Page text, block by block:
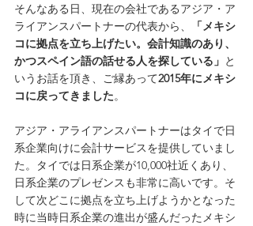
そんなある日、現在の会社であるアジア・ア
ライアンスパートナーの代表から、
「メキシ
コに拠点を立ち上げたい。会計知識のあり、
かつスペイン語の話せる人を探している」 と
いうお話を頂き、ご縁あって2015年にメキシ
コに戻ってきました。
アジア・アライアンスパートナーはタイで日
系企業向けに会計サービスを提供していまし
た。タイでは日系企業が10,000社近くあり、
日系企業のプレゼンスも非常に高いです。そ
して次どこに拠点を立ち上げようかとなった
時に当時日系企業の進出が盛んだったメキシ